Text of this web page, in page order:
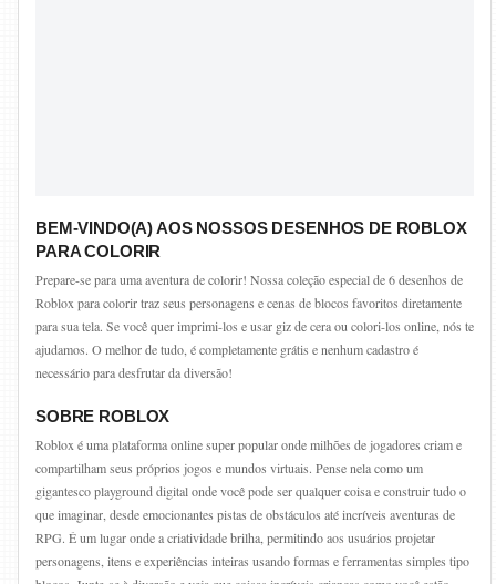
BEM-VINDO(A) AOS NOSSOS DESENHOS DE ROBLOX
PARA COLORIR
Prepare-se para uma aventura de colorir! Nossa coleção especial de 6 desenhos de
Roblox para colorir traz seus personagens e cenas de blocos favoritos diretamente
para sua tela. Se você quer imprimi-los e usar giz de cera ou colori-los online, nós te
ajudamos. O melhor de tudo, é completamente grátis e nenhum cadastro é
necessário para desfrutar da diversão!
SOBRE ROBLOX
Roblox é uma plataforma online super popular onde milhões de jogadores criam e
compartilham seus próprios jogos e mundos virtuais. Pense nela como um
gigantesco playground digital onde você pode ser qualquer coisa e construir tudo o
que imaginar, desde emocionantes pistas de obstáculos até incríveis aventuras de
RPG. É um lugar onde a criatividade brilha, permitindo aos usuários projetar
personagens, itens e experiências inteiras usando formas e ferramentas simples tipo